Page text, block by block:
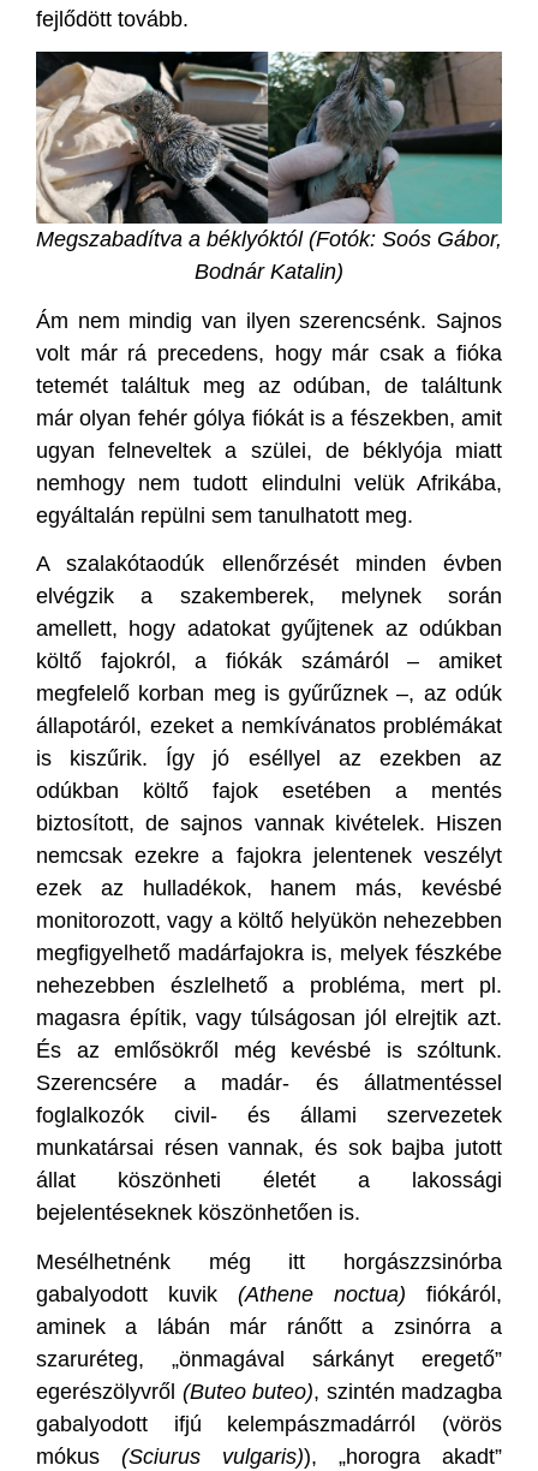
fejlődött tovább.
Megszabadítva a béklyóktól (Fotók: Soós Gábor,
Bodnár Katalin)
Ám nem mindig van ilyen szerencsénk. Sajnos
volt már rá precedens, hogy már csak a fióka
tetemét találtuk meg az odúban, de találtunk
már olyan fehér gólya fiókát is a fészekben, amit
ugyan felneveltek a szülei, de béklyója miatt
nemhogy nem tudott elindulni velük Afrikába,
egyáltalán repülni sem tanulhatott meg.
A szalakótaodúk ellenőrzését minden évben
elvégzik a szakemberek, melynek során
amellett, hogy adatokat gyűjtenek az odúkban
költő fajokról, a fiókák számáról – amiket
megfelelő korban meg is gyűrűznek –, az odúk
állapotáról, ezeket a nemkívánatos problémákat
is kiszűrik. Így jó eséllyel az ezekben az
odúkban költő fajok esetében a mentés
biztosított, de sajnos vannak kivételek. Hiszen
nemcsak ezekre a fajokra jelentenek veszélyt
ezek az hulladékok, hanem más, kevésbé
monitorozott, vagy a költő helyükön nehezebben
megfigyelhető madárfajokra is, melyek fészkébe
nehezebben észlelhető a probléma, mert pl.
magasra építik, vagy túlságosan jól elrejtik azt.
És az emlősökről még kevésbé is szóltunk.
Szerencsére a madár- és állatmentéssel
foglalkozók civil- és állami szervezetek
munkatársai résen vannak, és sok bajba jutott
állat köszönheti életét a lakossági
bejelentéseknek köszönhetően is.
Mesélhetnénk még itt horgászzsinórba
gabalyodott kuvik (Athene noctua) fiókáról,
aminek a lábán már ránőtt a zsinórra a
szaruréteg, „önmagával sárkányt eregető”
egerészölyvről (Buteo buteo), szintén madzagba
gabalyodott ifjú kelempászmadárról (vörös
mókus (Sciurus vulgaris)), „horogra akadt”